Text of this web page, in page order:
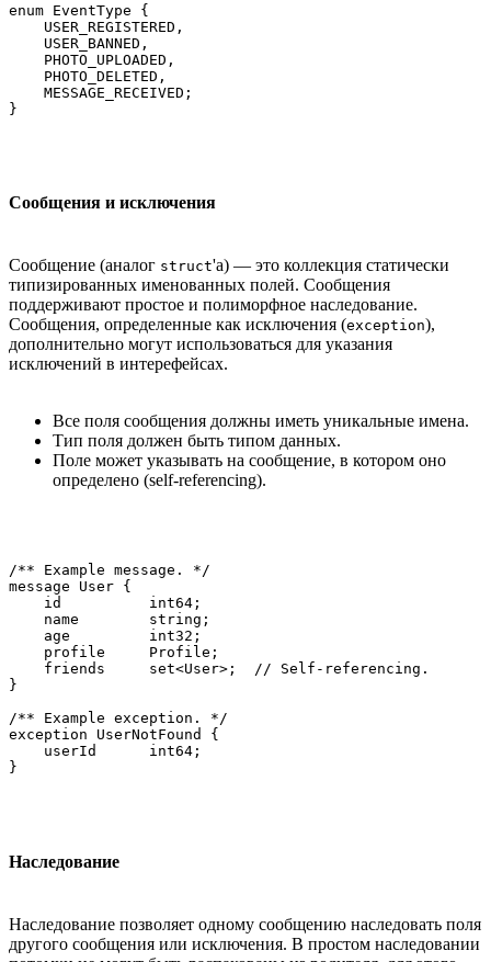
enum EventType {
    USER_REGISTERED,
    USER_BANNED,
    PHOTO_UPLOADED,
    PHOTO_DELETED,
    MESSAGE_RECEIVED;
Сообщения и исключения
Сообщение (аналог struct'а) — это коллекция статически
типизированных именованных полей. Сообщения
поддерживают простое и полиморфное наследование.
Сообщения, определенные как исключения (exception),
дополнительно могут использоваться для указания
исключений в интерефейсах.
Все поля сообщения должны иметь уникальные имена.
Тип поля должен быть типом данных.
Поле может указывать на сообщение, в котором оно
определено (self-referencing).
/** Example message. */
message User {
    id          int64;
    name        string;
    age         int32;
    profile     Profile;
    friends     set<User>;  // Self-referencing.
}
/** Example exception. */
exception UserNotFound {
    userId      int64;
Наследование
Наследование позволяет одному сообщению наследовать поля
другого сообщения или исключения. В простом наследовании